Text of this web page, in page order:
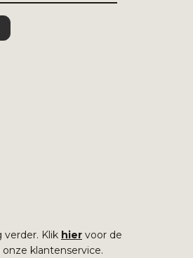
verder. Klik hier voor de
klantenservice.